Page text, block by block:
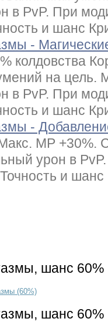
в PvP. При
и шанс
-
колдовства
на цель.
в PvP. При
и шанс
-
MP +30%.
урон в
и
, шанс 60%
(60%)
, шанс 60%